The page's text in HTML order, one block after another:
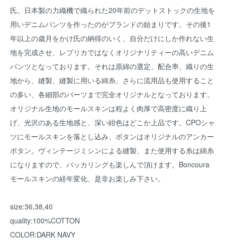
氏。日本製の力織機で織られた20年前のデットストックの生地を
用いデニムパンツを作ったのがブランドの始まりです。その後1
年以上の歳月をかけ氏の納得のいく、自分だけにしか作れない生
地を完成させ、レプリカではなくオリジナリティーの高いデニム
パンツとなっております。それは原綿の選定、配合率、織りの生
地から、縫製、縫製に用いる綿糸、さらに流用品も使用すること
の多い、各細部のパーツまで完全オリジナルとなっております。
オリジナル生地のモールスキンは程よく肉厚で高密度に織り上
げ、光沢のある生地感と、深い紺色はどこか上品です。CPOシャ
ツにモールスキンを落とし込み、ボタンはオリジナルのアンカー
ボタン。ヴィンテージミシンによる縫製、また使用する糸は綿糸
になりますので、パッカリングも楽しんで頂けます。Boncoura
モールスキンの経年変化、是非お楽しみ下さい。
size:36,38,40
quality:100%COTTON
COLOR:DARK NAVY